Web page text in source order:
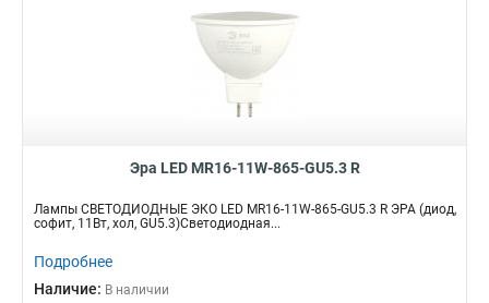
Эра LED MR16-11W-865-GU5.3 R
Лампы СВЕТОДИОДНЫЕ ЭКО LED MR16-11W-865-GU5.3 R ЭРА (диод,
софит, 11Вт, хол, GU5.3)Светодиодная...
Подробнее
Наличие: В наличии